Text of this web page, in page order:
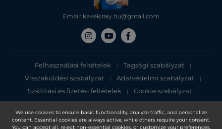
We use cookies to ensure basic functionality, analyze traffic, and personalize
content. Essential cookies are always active, while others require your consent.
You can accept all, reject non-essential cookies, or customize your preferences.
Email: kavekiraly.hu@gmail.com
Felhasználási feltételek | Tagsági szabályzat |
Visszaküldési szabályzat | Adatvédelmi szabályzat |
Szállítási és fizetési feltételek | Cookie szabályzat |
Adatvédelmi tájékoztató
Copyright 2025, DXN Holdings Bhd. 199501033918 (363120-V)